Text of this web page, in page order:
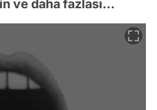
ve daha fazlası...